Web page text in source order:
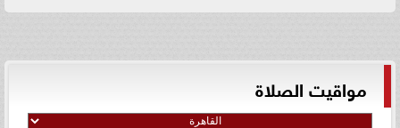
مواقيت الصلاة